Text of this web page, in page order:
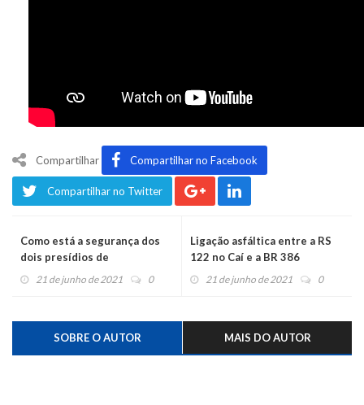
Compartilhar Compartilhar no Facebook
Compartilhar no Twitter
Como está a segurança dos
dois presídios de
Montenegro?
21 de junho de 2021 0
Ligação asfáltica entre a RS
122 no Caí e a BR 386
encurtaria a distância para a
21 de junho de 2021 0
SOBRE O AUTOR MAIS DO AUTOR